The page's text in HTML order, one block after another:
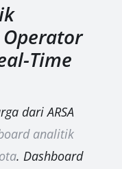
Time
dari ARSA
analitik
. Dashboard